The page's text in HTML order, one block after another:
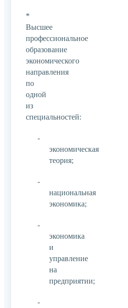
*
Высшее
профессиональное
образование
экономического
направления
по
одной
из
специальностей:
-
экономическая
теория;
-
национальная
экономика;
-
экономика
и
управление
на
предприятии;
-